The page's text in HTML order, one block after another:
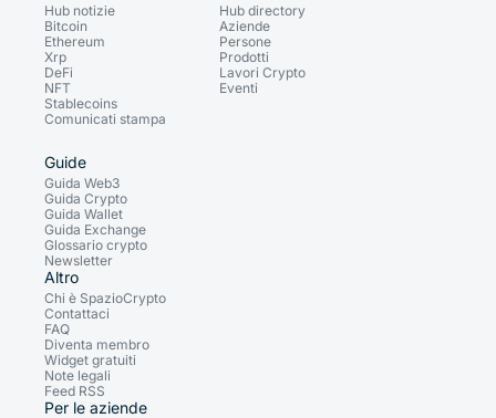
Hub notizie
Bitcoin
Ethereum
Xrp
DeFi
NFT
Stablecoins
Comunicati stampa
Hub directory
Aziende
Persone
Prodotti
Lavori Crypto
Eventi
Guide
Guida Web3
Guida Crypto
Guida Wallet
Guida Exchange
Glossario crypto
Newsletter
Altro
Chi è SpazioCrypto
Contattaci
FAQ
Diventa membro
Widget gratuiti
Note legali
Feed RSS
Per le aziende